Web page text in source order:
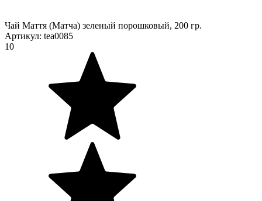
Чай Маття (Матча) зеленый порошковый, 200 гр.
Артикул: tea0085
10